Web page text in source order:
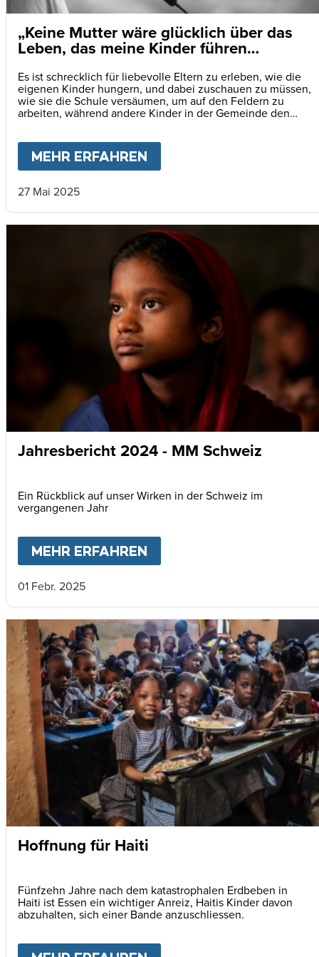
„Keine Mutter wäre glücklich über das
Leben, das meine Kinder führen
müssen.“
Es ist schrecklich für liebevolle Eltern zu erleben, wie die
eigenen Kinder hungern, und dabei zuschauen zu müssen,
wie sie die Schule versäumen, um auf den Feldern zu
arbeiten, während andere Kinder in der Gemeinde den
MEHR ERFAHREN
27 Mai 2025
Jahresbericht 2024 - MM Schweiz
Ein Rückblick auf unser Wirken in der Schweiz im
vergangenen Jahr
MEHR ERFAHREN
01 Febr. 2025
Hoffnung für Haiti
Fünfzehn Jahre nach dem katastrophalen Erdbeben in
Haiti ist Essen ein wichtiger Anreiz, Haitis Kinder davon
abzuhalten, sich einer Bande anzuschliessen.